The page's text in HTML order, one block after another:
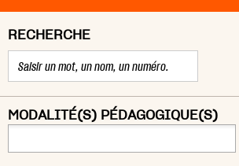
RECHERCHE
MODALITÉ(S) PÉDAGOGIQUE(S)